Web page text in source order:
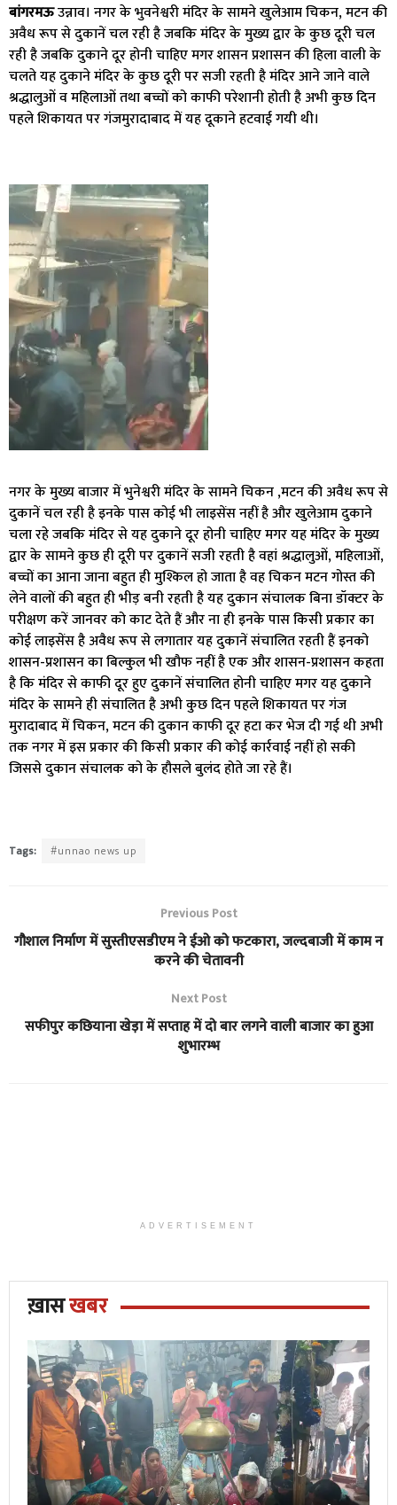
बांगरमऊउन्नाव। नगर के भुवनेश्वरी मंदिर के सामने खुलेआम चिकन, मटन की
अवैध रूप से दुकानें चल रही है जबकि मंदिर के मुख्य द्वार के कुछ दूरी चल
रही है जबकि दुकाने दूर होनी चाहिए मगर शासन प्रशासन की हिला वाली के
चलते यह दुकाने मंदिर के कुछ दूरी पर सजी रहती है मंदिर आने जाने वाले
श्रद्धालुओं व महिलाओं तथा बच्चों को काफी परेशानी होती है अभी कुछ दिन
पहले शिकायत पर गंजमुरादाबाद में यह दूकाने हटवाई गयी थी।
नगर के मुख्य बाजार में भुनेश्वरी मंदिर के सामने चिकन ,मटन की अवैध रूप से
दुकानें चल रही है इनके पास कोई भी लाइसेंस नहीं है और खुलेआम दुकाने
चला रहे जबकि मंदिर से यह दुकाने दूर होनी चाहिए मगर यह मंदिर के मुख्य
द्वार के सामने कुछ ही दूरी पर दुकानें सजी रहती है वहां श्रद्धालुओं, महिलाओं,
बच्चों का आना जाना बहुत ही मुश्किल हो जाता है वह चिकन मटन गोस्त की
लेने वालों की बहुत ही भीड़ बनी रहती है यह दुकान संचालक बिना डॉक्टर के
परीक्षण करें जानवर को काट देते हैं और ना ही इनके पास किसी प्रकार का
कोई लाइसेंस है अवैध रूप से लगातार यह दुकानें संचालित रहती हैं इनको
शासन-प्रशासन का बिल्कुल भी खौफ नहीं है एक और शासन-प्रशासन कहता
है कि मंदिर से काफी दूर हुए दुकानें संचालित होनी चाहिए मगर यह दुकाने
मंदिर के सामने ही संचालित है अभी कुछ दिन पहले शिकायत पर गंज
मुरादाबाद में चिकन, मटन की दुकान काफी दूर हटा कर भेज दी गई थी अभी
तक नगर में इस प्रकार की किसी प्रकार की कोई कार्रवाई नहीं हो सकी
जिससे दुकान संचालक को के हौसले बुलंद होते जा रहे हैं।
Tags: #unnao news up
Previous Post
गौशाल निर्माण में सुस्तीएसडीएम ने ईओ को फटकारा, जल्दबाजी में काम न
करने की चेतावनी
Next Post
सफीपुर कछियाना खेड़ा में सप्ताह में दो बार लगने वाली बाजार का हुआ
शुभारम्भ
ADVERTISEMENT
ख़ासखबर